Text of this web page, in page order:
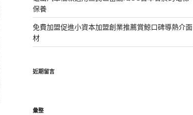
保養
免費加盟促進小資本加盟創業推薦賞鯨口碑導熱介面
材
近期留言
彙整